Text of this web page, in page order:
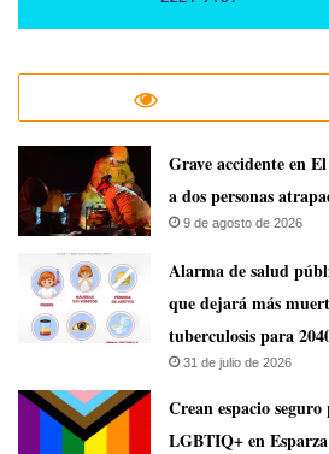
Grave accidente en
a dos personas
9 de agosto de 2026
​Alarma de salud
que dejará más
tuberculosis para
31 de julio de 2026
Crean espacio
LGBTIQ+ en